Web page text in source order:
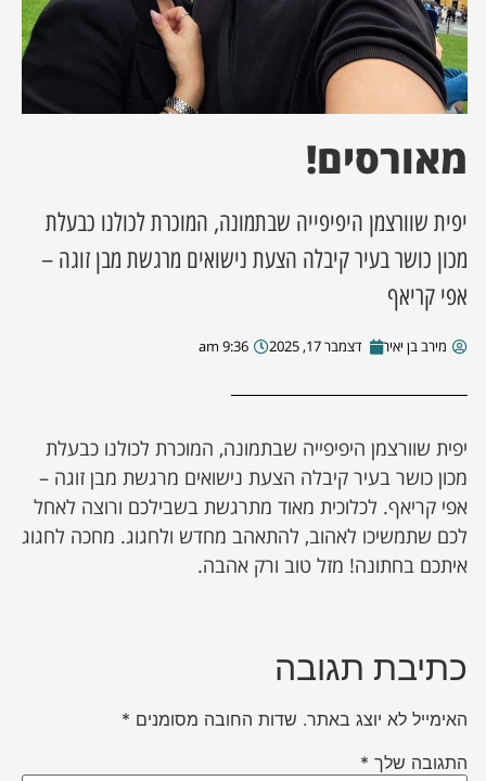
מסע מלחמה
השבוע
מקומית
עסקים
מאורסים!
יפית שוורצמן היפיפייה שבתמונה, המוכרת לכולנו כבעלת
מכון כושר בעיר קיבלה הצעת נישואים מרגשת מבן זוגה –
אפי קריאף
מירב בן יאיר דצמבר 17, 2025 9:36 am
יפית שוורצמן היפיפייה שבתמונה, המוכרת לכולנו כבעלת
מכון כושר בעיר קיבלה הצעת נישואים מרגשת מבן זוגה –
אפי קריאף. לכלוכית מאוד מתרגשת בשבילכם ורוצה לאחל
לכם שתמשיכו לאהוב, להתאהב מחדש ולחגוג. מחכה לחגוג
איתכם בחתונה! מזל טוב ורק אהבה.
כתיבת תגובה
האימייל לא יוצג באתר. שדות החובה מסומנים *
התגובה שלך *